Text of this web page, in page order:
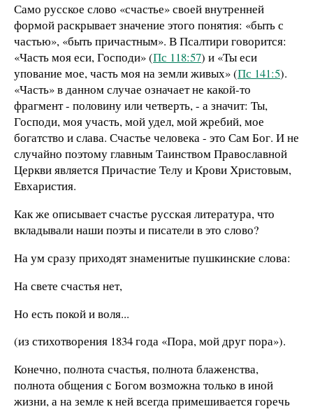
Само русское слово «счастье» своей внутренней
формой раскрывает значение этого понятия: «быть с
частью», «быть причастным». В Псалтири говорится:
«Часть моя еси, Господи» (Пс 118:57) и «Ты еси
упование мое, часть моя на земли живых» (Пс 141:5).
«Часть» в данном случае означает не какой-то
фрагмент - половину или четверть, - а значит: Ты,
Господи, моя участь, мой удел, мой жребий, мое
богатство и слава. Счастье человека - это Сам Бог. И не
случайно поэтому главным Таинством Православной
Церкви является Причастие Телу и Крови Христовым,
Евхаристия.
Как же описывает счастье русская литература, что
вкладывали наши поэты и писатели в это слово?
На ум сразу приходят знаменитые пушкинские слова:
На свете счастья нет,
Но есть покой и воля...
(из стихотворения 1834 года «Пора, мой друг пора»).
Конечно, полнота счастья, полнота блаженства,
полнота общения с Богом возможна только в иной
жизни, а на земле к ней всегда примешивается горечь